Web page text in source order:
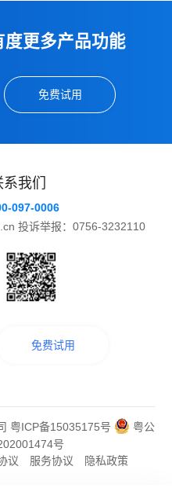
更多产品功能
免费试用
我们
097-0006
投诉举报：0756-3232110
免费试用
粤ICP备15035175号
粤公
号
议 服务协议 隐私政策